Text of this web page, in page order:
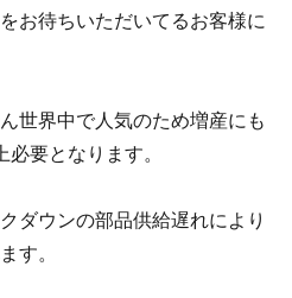
お待ちいただいてるお客様に
世界中で人気のため増産にも
要となります。
ダウンの部品供給遅れにより
す。